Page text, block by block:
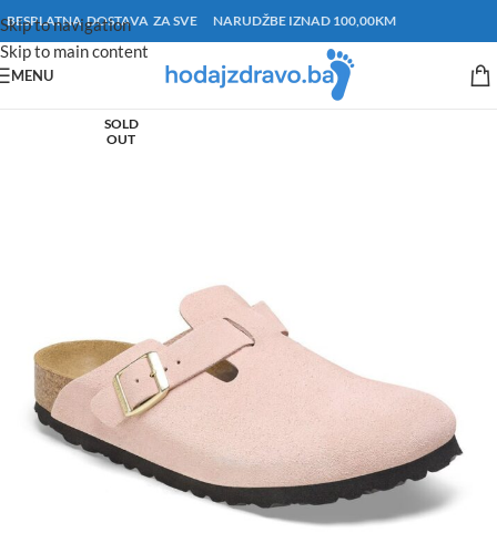
Skip to navigation
Skip to main content
BESPLATNA DOSTAVA ZA SVE NARUDŽBE IZNAD 100,00KM
MENU
SOLD
OUT